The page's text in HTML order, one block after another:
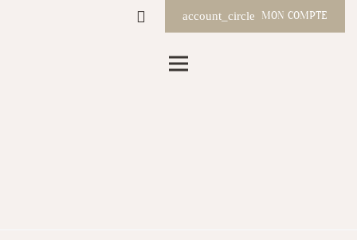
account_circle MON COMPTE